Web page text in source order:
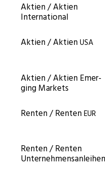
Akti­en / Akti­en
International
Akti­en / Akti­enUSA
Akti­en / Akti­en Emer­
ging Markets
Ren­ten / Ren­tenEUR
Ren­ten / Ren­ten
Unternehmensanleihen